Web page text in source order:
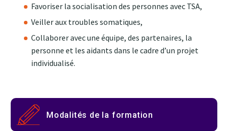
Favoriser la socialisation des personnes avec TSA,
Veiller aux troubles somatiques,
Collaborer avec une équipe, des partenaires, la
personne et les aidants dans le cadre d’un projet
individualisé.
Modalités de la formation